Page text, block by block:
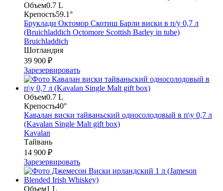
Объем0.7 L
Крепость59.1°
Бруклади Октомор Скотиш Барли виски в п/у 0,7 л
(Bruichladdich Octomore Scottish Barley in tube)
Bruichladdich
Шотландия
39 900 ₽
Зарезервировать
Объем0.7 L
Крепость40°
Кавалан виски тайваньский односолодовый в п\у 0,7 л
(Kavalan Single Malt gift box)
Kavalan
Тайвань
14 900 ₽
Зарезервировать
Объем1 L